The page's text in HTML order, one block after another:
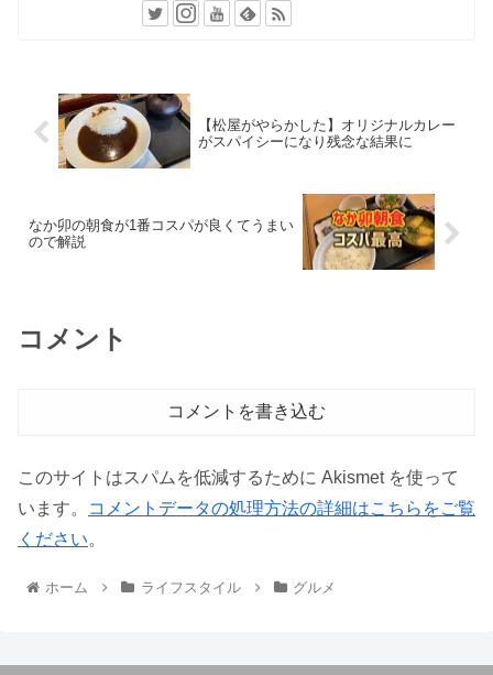
【松屋がやらかした】オリジナルカレー
がスパイシーになり残念な結果に
なか卯の朝食が1番コスパが良くてうまい
ので解説
コメント
コメントを書き込む
このサイトはスパムを低減するために Akismet を使って
います。
コメントデータの処理方法の詳細はこちらをご覧
ください。
ホーム ライフスタイル グルメ